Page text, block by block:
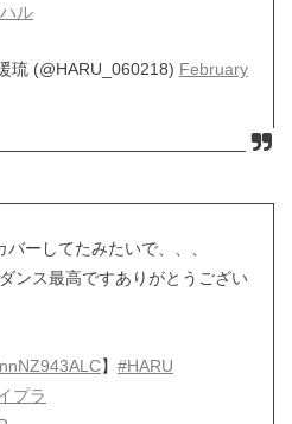
ル
琉 (@HARU_060218) February
ーしてたみたいで、、、
ンス最高ですありがとうござい
】 #HARU
プラ